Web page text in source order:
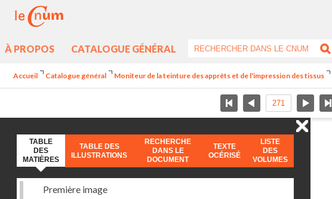
À PROPOS CATALOGUE GÉNÉRAL
Accueil Catalogue général Moniteur de la teinture des apprêts et de l'impression des tissus
TABLE
DES
MATIÈRES
TABLE DES
ILLUSTRATIONS
RECHERCHE
DANS LE
DOCUMENT
TEXTE
OCÉRISÉ
LISTE
DES
VOLUMES
Première image